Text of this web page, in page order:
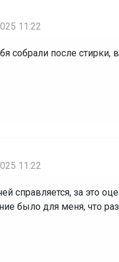
11:22
собрали после стирки,
11:22
справляется, за это
было для меня, что